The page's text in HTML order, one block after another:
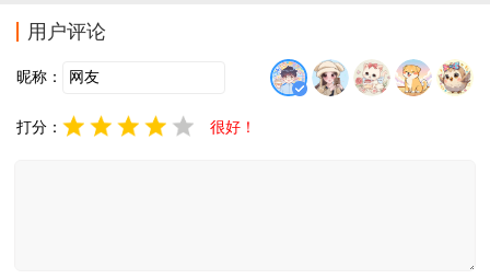
用户评论
昵称：
打分： 很好！